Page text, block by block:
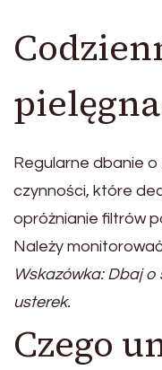
Regularne dbanie
czynności, które
opróżnianie filtrów
Należy
Wskazówka: Dbaj
usterek.
Czego